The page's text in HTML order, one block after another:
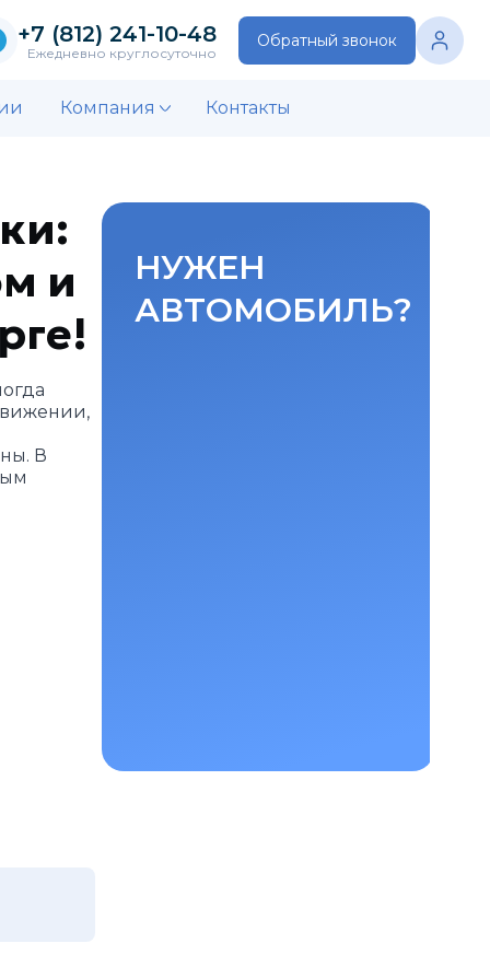
+7 (812) 241-10-48
Ежедневно круглосуточно
Обратный звонок
Компания Контакты
и
В
НУЖЕН
АВТОМОБИЛЬ?